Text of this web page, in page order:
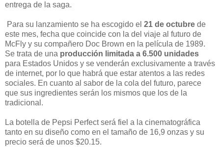
entrega de la saga.
Para su lanzamiento se ha escogido el 21 de octubre de
este mes, fecha que coincide con la del viaje al futuro de
McFly y su compañero Doc Brown en la película de 1989.
Se trata de una producción limitada a 6.500 unidades
para Estados Unidos y se venderán exclusivamente a través
de internet, por lo que habrá que estar atentos a las redes
sociales. En cuanto al sabor de la cola del futuro, parece
que sus ingredientes serán los mismos que los de la
tradicional.
La botella de Pepsi Perfect será fiel a la cinematográfica
tanto en su diseño como en el tamaño de 16,9 onzas y su
precio será de unos $20.15.